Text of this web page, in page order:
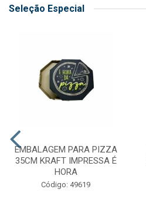
Seleção Especial
EMBALAGEM PARA PIZZA
35CM KRAFT IMPRESSA É
HORA
Código: 49619